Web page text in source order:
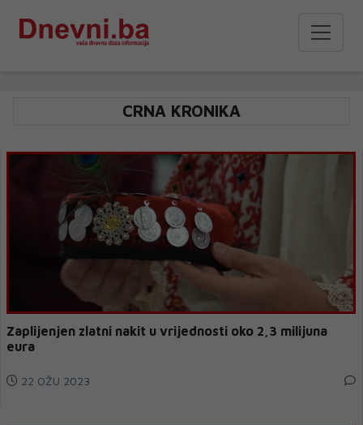
CRNA KRONIKA
Zaplijenjen zlatni nakit u vrijednosti oko 2,3 milijuna
eura
22 OŽU 2023